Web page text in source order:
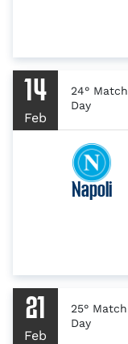
14
Feb
24° Match
Day
Napoli
21
Feb
25° Match
Day